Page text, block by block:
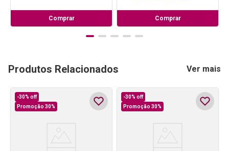
Comprar Comprar
Produtos Relacionados Ver mais
-30% off
Promoção 30%
-30% off
Promoção 30%